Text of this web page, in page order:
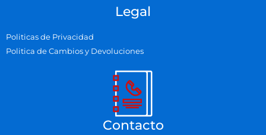
Legal
Politicas de Privacidad
Politica de Cambios y Devoluciones
Contacto